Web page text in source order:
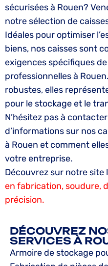
sécurisées à Rouen?
notre sélection de
Idéales pour optimiser
biens, nos caisses sont
exigences spécifiques
professionnelles à
robustes, elles
pour le stockage et le
N’hésitez pas à
d’informations sur nos
à Rouen et comment
votre entreprise.
Découvrez sur notre site
en fabrication, soudure,
précision.
DÉCOUVREZ
SERVICES À
Armoire de stockage